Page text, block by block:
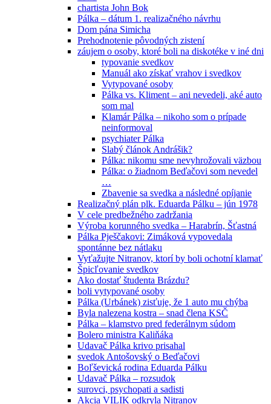
chartista John Bok
Pálka – dátum 1. realizačného návrhu
Dom pána Simicha
Prehodnotenie pôvodných zistení
záujem o osoby, ktoré boli na diskotéke v iné dni
typovanie svedkov
Manuál ako získať vrahov i svedkov
Vytypované osoby
Pálka vs. Kliment – ani nevedeli, aké auto
som mal
Klamár Pálka – nikoho som o prípade
neinformoval
psychiater Pálka
Slabý článok Andrášik?
Pálka: nikomu sme nevyhrožovali väzbou
Pálka: o žiadnom Beďačovi som nevedel
…
Zbavenie sa svedka a následné opíjanie
Realizačný plán plk. Eduarda Pálku – jún 1978
V cele predbežného zadržania
Výroba korunného svedka – Harabrín, Šťastná
Pálka Pješčakovi: Zimáková vypovedala
spontánne bez nátlaku
Vyťažujte Nitranov, ktorí by boli ochotní klamať
Špicľovanie svedkov
Ako dostať študenta Brázdu?
boli vytypované osoby
Pálka (Urbánek) zisťuje, že 1 auto mu chýba
Byla nalezena kostra – snad člena KSČ
Pálka – klamstvo pred federálnym súdom
Bolero ministra Kaliňáka
Udavač Pálka krivo prisahal
svedok Antošovský o Beďačovi
Boľševická rodina Eduarda Pálku
Udavač Pálka – rozsudok
surovci, psychopati a sadisti
Akcia VILIK odkryla Nitranov